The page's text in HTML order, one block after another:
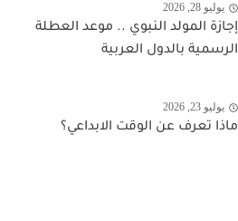
يوليو 28, 2026
إجازة المولد النبوي .. موعد العطلة
الرسمية بالدول العربية
يوليو 23, 2026
ماذا تعرف عن الوقت الابداعي؟